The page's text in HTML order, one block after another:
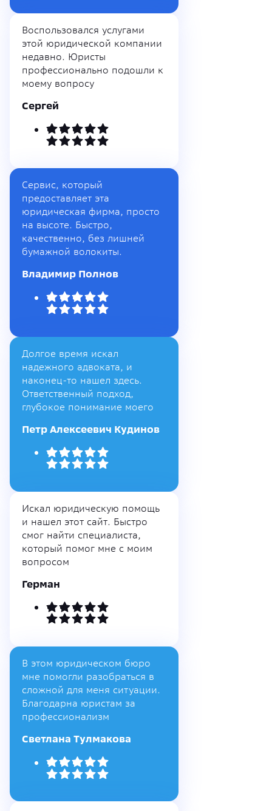
Воспользовался услугами
этой юридической компании
недавно. Юристы
профессионально подошли к
моему вопросу
Сергей
Сервис, который
предоставляет эта
юридическая фирма, просто
на высоте. Быстро,
качественно, без лишней
бумажной волокиты.
Владимир Полнов
Долгое время искал
надежного адвоката, и
наконец-то нашел здесь.
Ответственный подход,
глубокое понимание моего
Петр Алексеевич Кудинов
Искал юридическую помощь
и нашел этот сайт. Быстро
смог найти специалиста,
который помог мне с моим
вопросом
Герман
В этом юридическом бюро
мне помогли разобраться в
сложной для меня ситуации.
Благодарна юристам за
профессионализм
Светлана Тулмакова